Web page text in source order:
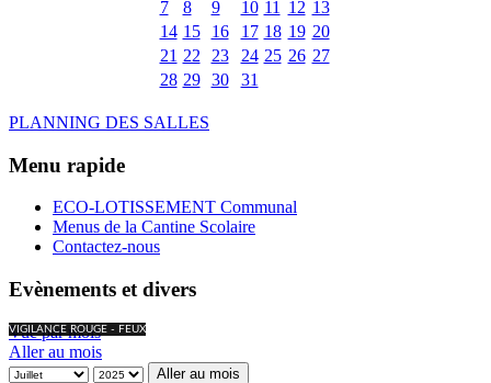
7
8 9 10 11 12 13
14 15 16 17 18 19 20
21 22 23 24 25 26 27
28 29 30 31
PLANNING DES SALLES
Menu rapide
ECO-LOTISSEMENT Communal
Menus de la Cantine Scolaire
Contactez-nous
Evènements et divers
VIGILANCE ROUGE - FEUX
Vue par mois
Aller au mois
Aller au mois